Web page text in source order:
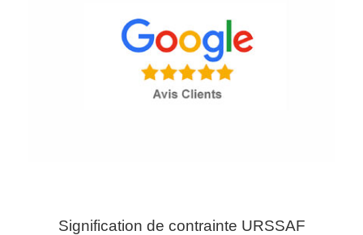
Signification de contrainte URSSAF